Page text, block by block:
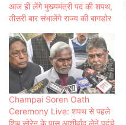
आज ही लेंगे मुख्यमंत्री पद की शपथ,
तीसरी बार संभालेंगे राज्य की बागडोर
Champai Soren Oath
Ceremony Live: शपथ से पहले
शिबू सोरेन के पास आशीर्वाद लेने पहुंचे